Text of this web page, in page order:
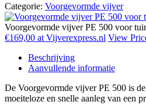
Categorie: Voorgevormde vijver
Voorgevormde vijver PE 500 voor
€169,00 at Vijverexpress.nl View
Beschrijving
Aanvullende informatie
De Voorgevormde vijver PE 500 is
moeiteloze en snelle aanleg van een